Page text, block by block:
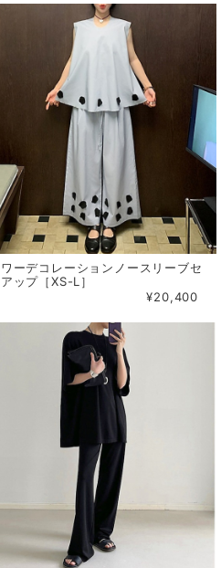
ーデコレーションノースリーブセ
ップ［XS-L］
¥20,400